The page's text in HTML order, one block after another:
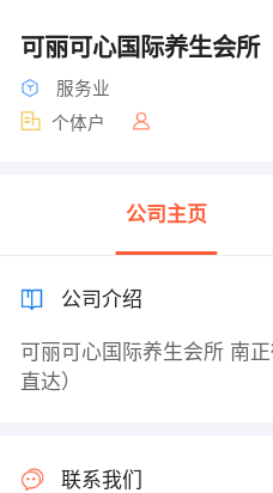
可丽可心国际养生会所
服务业
个体户
公司主页
公司介绍
可丽可心国际养生会所 南
直达）
联系我们